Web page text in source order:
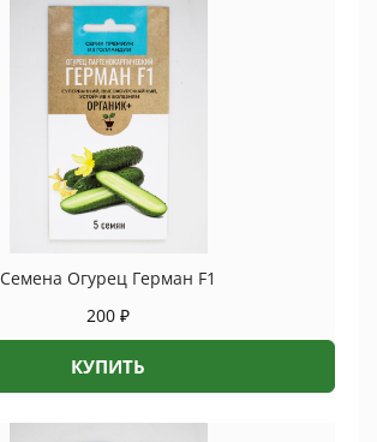
Семена Огурец Герман F1
200 ₽
КУПИТЬ